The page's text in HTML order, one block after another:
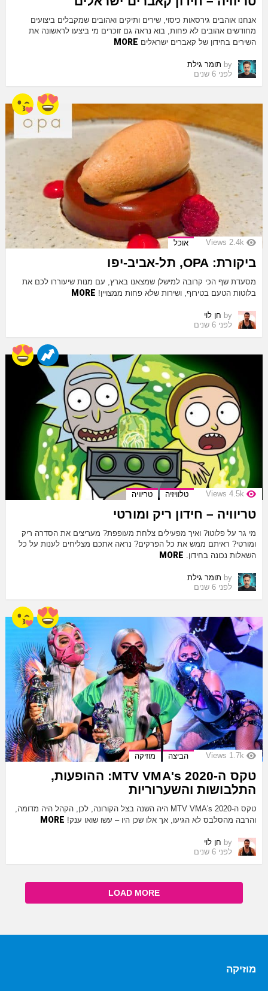
אנחנו אוהבים גירסאות כיסוי, שירים ותיקים ואהובים שמקבלים ביצועים
מחודשים אהובים לא פחות, בוא נראה גם זוכרים מי ביצעו לראשונה את
השירים בחידון של קאברים ישראלים MORE
by תומר גילת
לפני 6 שנים
2.4k
Views אוכל
ביקורת: OPA, תל-אביב-יפו
מסעדת שף הכי קרובה למישלן שמצאנו בארץ, עם מנות שיעוררו לכם את
בלוטות הטעם בטירוף, ושירות שלא פחות ממצויין! MORE
by חן לוי
לפני 6 שנים
4.5k
Views טלוויזיה טריוויה
טריוויה – חידון ריק ומורטי
מי גר על פלוטו? ואיך מפעילים צלחת מעופפת? מעריצים את הסדרה ריק
ומורטי? ראיתם ממש את כל הפרקים? נראה אתכם מצליחים לענות על כל
השאלות נכונה בחידון. MORE
by תומר גילת
לפני 6 שנים
1.7k
Views הביצה מוזיקה
טקס ה-MTV VMA's 2020: ההופעות,
התלבושות והשערוריות
טקס ה-MTV VMA's 2020 היה השנה בצל הקורונה, לכן, הקהל היה מדומה,
והרבה מהסלבס לא הגיעו, אך אלו שכן היו – עשו שואו ענק! MORE
by חן לוי
לפני 6 שנים
LOAD MORE
מוזיקה